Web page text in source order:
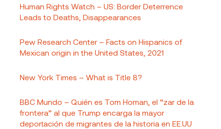
Human Rights Watch – US: Border Deterrence
Leads to Deaths, Disappearances
Pew Research Center – Facts on Hispanics of
Mexican origin in the United States, 2021
New York Times – What is Title 8?
BBC Mundo – Quién es Tom Homan, el “zar de la
frontera” al que Trump encarga la mayor
deportación de migrantes de la historia en EE.UU